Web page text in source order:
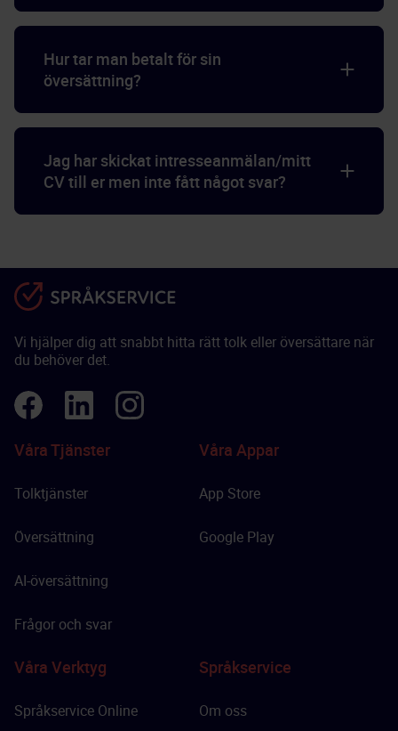
Hur tar man betalt för sin
översättning?
Jag har skickat intresseanmälan/mitt
CV till er men inte fått något svar?
Vi hjälper dig att snabbt hitta rätt tolk eller översättare när
du behöver det.
Våra Tjänster
Tolktjänster
Översättning
AI-översättning
Frågor och svar
Våra Appar
App Store
Google Play
Våra Verktyg
Språkservice Online
Språkservice
Om oss